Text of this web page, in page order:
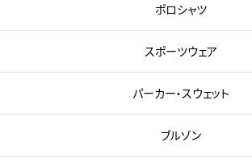
ポロシャツ
スポーツウェア
パーカー・スウェット
ブルゾン